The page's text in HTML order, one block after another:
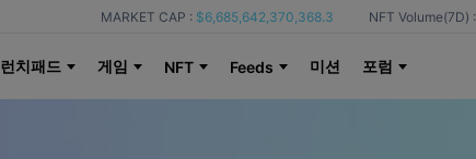
MARKET CAP : $6,685,642,370,368.3 NFT Volume(7D) :
런치패드 게임 NFT Feeds 미션 포럼